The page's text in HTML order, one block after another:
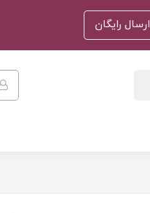
ارسال رایگان